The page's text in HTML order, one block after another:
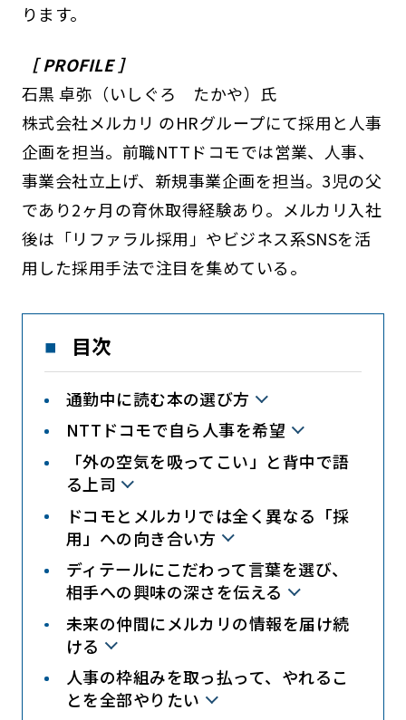
ります。
［ PROFILE ］
石黒 卓弥（いしぐろ たかや）氏
株式会社メルカリ のHRグループにて採用と人事
企画を担当。前職NTTドコモでは営業、人事、
事業会社立上げ、新規事業企画を担当。3児の父
であり2ヶ月の育休取得経験あり。メルカリ入社
後は「リファラル採用」やビジネス系SNSを活
用した採用手法で注目を集めている。
目次
通勤中に読む本の選び方
NTTドコモで自ら人事を希望
「外の空気を吸ってこい」と背中で語
る上司
ドコモとメルカリでは全く異なる「採
用」への向き合い方
ディテールにこだわって言葉を選び、
相手への興味の深さを伝える
未来の仲間にメルカリの情報を届け続
ける
人事の枠組みを取っ払って、やれるこ
とを全部やりたい